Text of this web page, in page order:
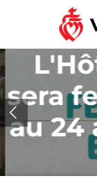
sera
au 24